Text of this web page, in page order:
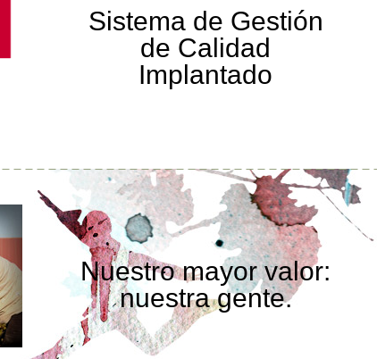
Sistema de Gestión
de Calidad
Implantado
Nuestro mayor valor:
nuestra gente.